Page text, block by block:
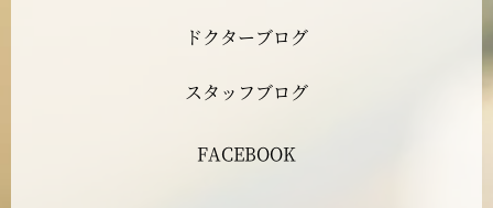
2023年3月
2023年2月
2023年1月
ドクターブログ
スタッフブログ
FACEBOOK